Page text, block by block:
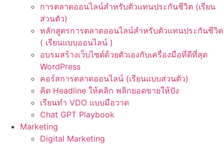
การตลาดออนไลน์สำหรับตัวแทนประกันชีวิต (เรียน
ส่วนตัว)
หลักสูตรการตลาดออนไลน์สำหรับตัวแทนประกันชีวิต
( เรียนแบบออนไลน์ )
อบรมสร้างเว็บไซต์ด้วยตัวเองกับเครื่องมือที่ดีที่สุด
WordPress
คอร์สการตลาดออนไลน์ (เรียนแบบส่วนตัว)
คิด Headline ให้คลิก พลิกยอดขายให้ปัง
เรียนทำ VDO แบบมือวาด
Chat GPT Playbook
Marketing
Digital Marketing